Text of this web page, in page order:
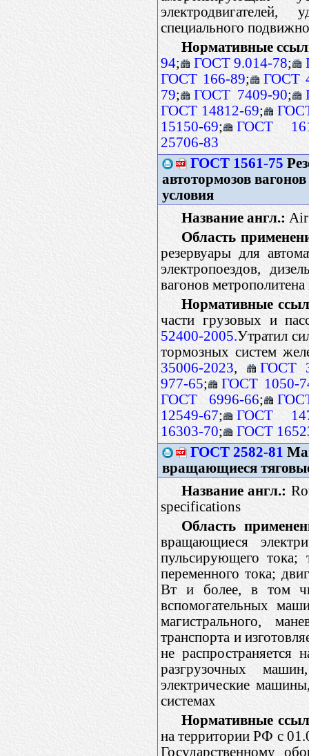
специального
Нормативные
94; ГОСТ 9.014-78;
ГОСТ 166-89;
ГОСТ
79; ГОСТ 7409-90;
ГОСТ 14812-69;
15150-69;
ГОСТ
25706-83
ГОСТ 1561-75
автотормозов
условия
Название англ.:
Область
резервуары для
электропоездов,
вагонов метрополитена
Нормативные
части грузовых и
52400-2005.Утратил
тормозных систем
35006-2023,
ГОСТ
977-65;
ГОСТ 1050-
ГОСТ 6996-66;
12549-67;
ГОСТ
16303-70;
ГОСТ
ГОСТ 2582-81
вращающиеся
Название англ.:
specifications
Область
вращающиеся
пульсирующего тока;
переменного тока;
Вт и более, в том
вспомогательных
магистрального,
транспорта и
не распространяется
разгрузочных
электрические
системах
Нормативные
на территории РФ с
Государственному